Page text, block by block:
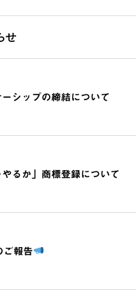
せ
シップの締結について
やるか」商標登録について
ご報告